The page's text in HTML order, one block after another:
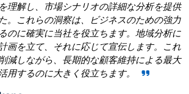
詳細な分析を提供
ネスのための強力
ます。地域分析に
宣伝します。これ
客維持による最大
ます。
ん。 私たちは「真空ポ
ぎたいと考えていまし
青写真を作成すること
は、従うべき勝利戦略
ビゲートするのに役立ち